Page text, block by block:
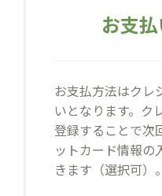
お支
お支払方法はクレ
いとなります。ク
登録することで次
ットカード情報の
きます（選択可）。